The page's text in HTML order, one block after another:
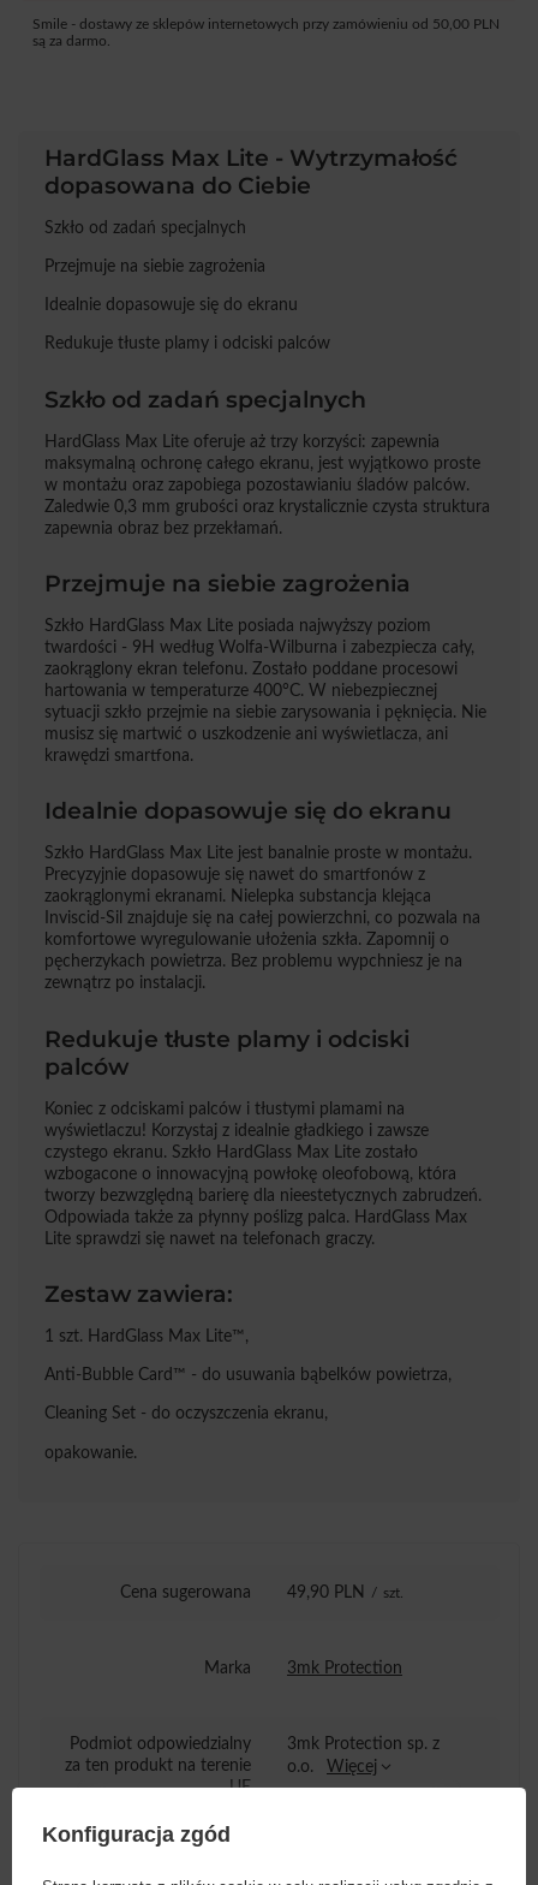
Smile - dostawy ze sklepów internetowych przy zamówieniu od 50,00 PLN
są za darmo.
HardGlass Max Lite - Wytrzymałość
dopasowana do Ciebie
Szkło od zadań specjalnych
Przejmuje na siebie zagrożenia
Idealnie dopasowuje się do ekranu
Redukuje tłuste plamy i odciski palców
Szkło od zadań specjalnych
HardGlass Max Lite oferuje aż trzy korzyści: zapewnia
maksymalną ochronę całego ekranu, jest wyjątkowo proste
w montażu oraz zapobiega pozostawianiu śladów palców.
Zaledwie 0,3 mm grubości oraz krystalicznie czysta struktura
zapewnia obraz bez przekłamań.
Przejmuje na siebie zagrożenia
Szkło HardGlass Max Lite posiada najwyższy poziom
twardości - 9H według Wolfa-Wilburna i zabezpiecza cały,
zaokrąglony ekran telefonu. Zostało poddane procesowi
hartowania w temperaturze 400°C. W niebezpiecznej
sytuacji szkło przejmie na siebie zarysowania i pęknięcia. Nie
musisz się martwić o uszkodzenie ani wyświetlacza, ani
krawędzi smartfona.
Idealnie dopasowuje się do ekranu
Szkło HardGlass Max Lite jest banalnie proste w montażu.
Precyzyjnie dopasowuje się nawet do smartfonów z
zaokrąglonymi ekranami. Nielepka substancja klejąca
Inviscid-Sil znajduje się na całej powierzchni, co pozwala na
komfortowe wyregulowanie ułożenia szkła. Zapomnij o
pęcherzykach powietrza. Bez problemu wypchniesz je na
zewnątrz po instalacji.
Redukuje tłuste plamy i odciski
palców
Koniec z odciskami palców i tłustymi plamami na
wyświetlaczu! Korzystaj z idealnie gładkiego i zawsze
czystego ekranu. Szkło HardGlass Max Lite zostało
wzbogacone o innowacyjną powłokę oleofobową, która
tworzy bezwzględną barierę dla nieestetycznych zabrudzeń.
Odpowiada także za płynny poślizg palca. HardGlass Max
Lite sprawdzi się nawet na telefonach graczy.
Zestaw zawiera:
1 szt. HardGlass Max Lite™,
Anti-Bubble Card™ - do usuwania bąbelków powietrza,
Cleaning Set - do oczyszczenia ekranu,
opakowanie.
Cena sugerowana 49,90 PLN / szt.
Marka 3mk Protection
Podmiot odpowiedzialny
za ten produkt na terenie
UE
3mk Protection sp. z
o.o.
Więcej
Konfiguracja zgód